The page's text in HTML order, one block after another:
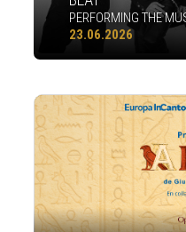
PERFORMING THE
23.06.2026